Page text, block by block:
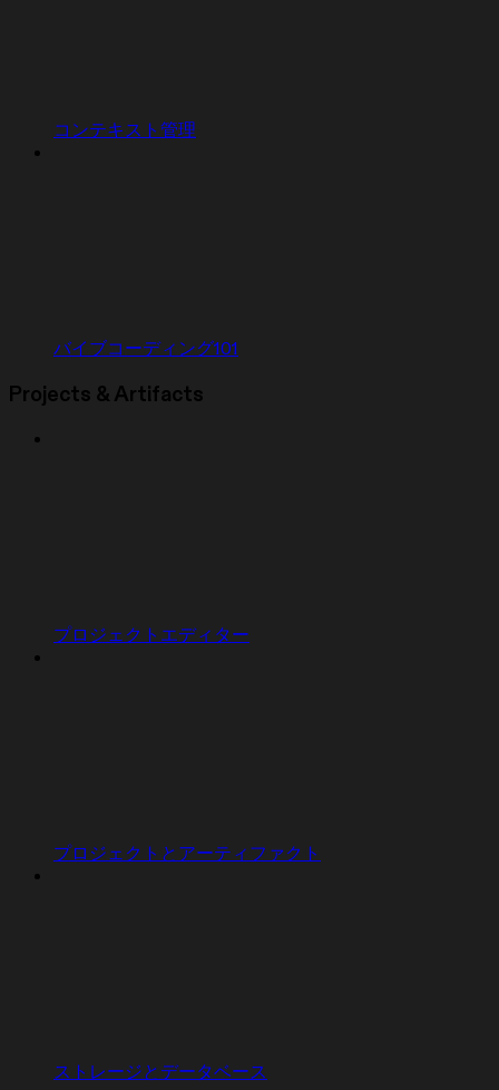
コンテキスト管理
バイブコーディング101
Projects & Artifacts
プロジェクトエディター
プロジェクトとアーティファクト
ストレージとデータベース